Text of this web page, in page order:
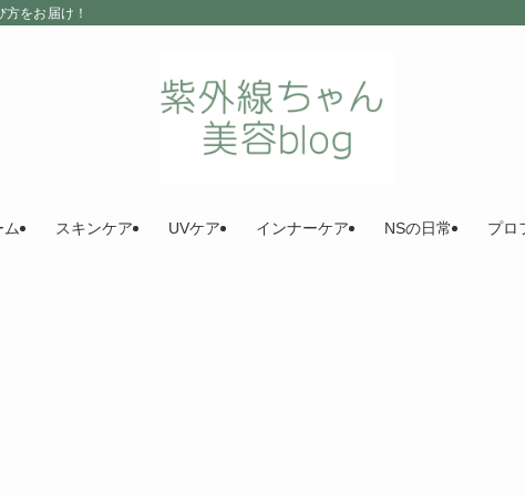
をお届け！
ム スキンケア UVケア インナーケア NSの日常 プロ